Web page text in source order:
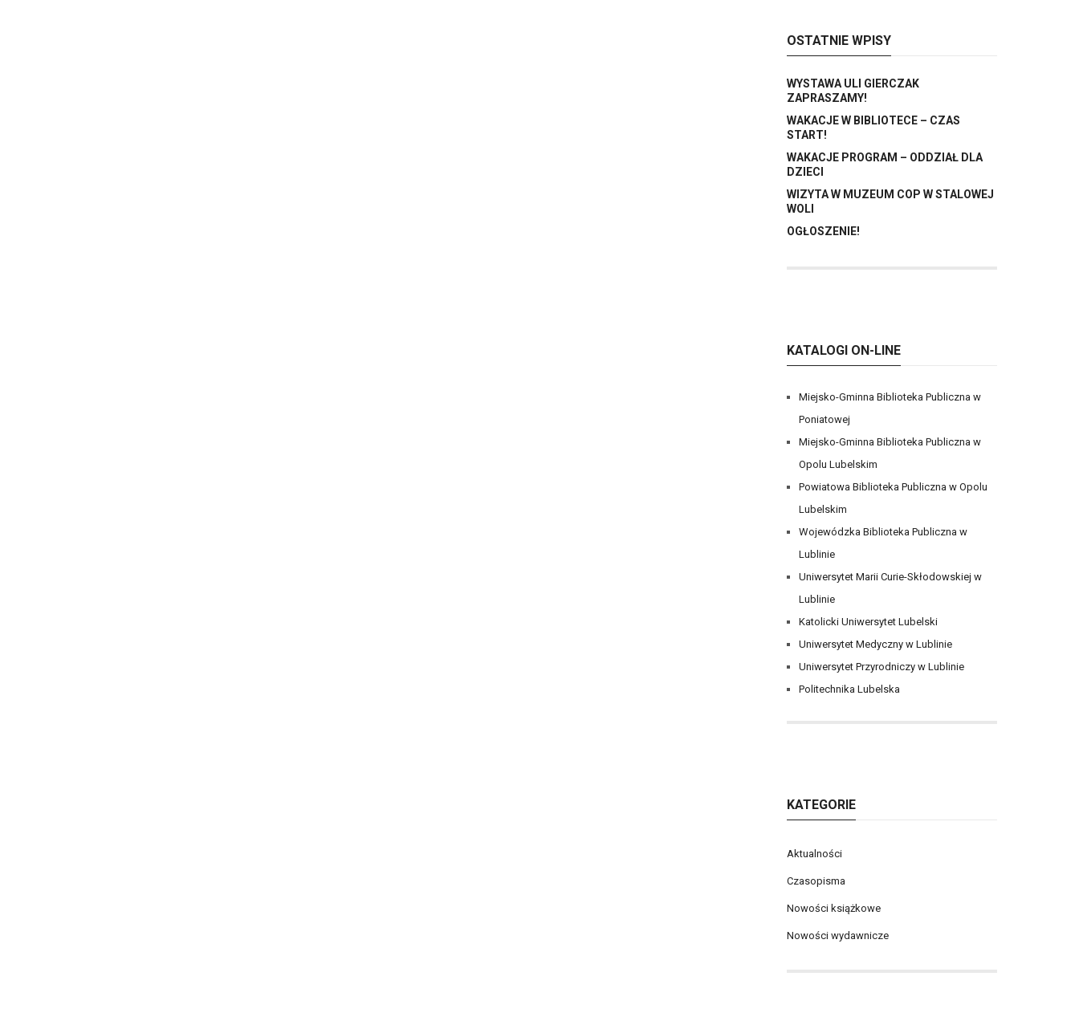
OSTATNIE WPISY
WYSTAWA ULI GIERCZAK
ZAPRASZAMY!
WAKACJE W BIBLIOTECE – CZAS
START!
WAKACJE PROGRAM – ODDZIAŁ DLA
DZIECI
WIZYTA W MUZEUM COP W STALOWEJ
WOLI
OGŁOSZENIE!
KATALOGI ON-LINE
Miejsko-Gminna Biblioteka Publiczna w
Poniatowej
Miejsko-Gminna Biblioteka Publiczna w
Opolu Lubelskim
Powiatowa Biblioteka Publiczna w Opolu
Lubelskim
Wojewódzka Biblioteka Publiczna w
Lublinie
Uniwersytet Marii Curie-Skłodowskiej w
Lublinie
Katolicki Uniwersytet Lubelski
Uniwersytet Medyczny w Lublinie
Uniwersytet Przyrodniczy w Lublinie
Politechnika Lubelska
KATEGORIE
Aktualności
Czasopisma
Nowości książkowe
Nowości wydawnicze